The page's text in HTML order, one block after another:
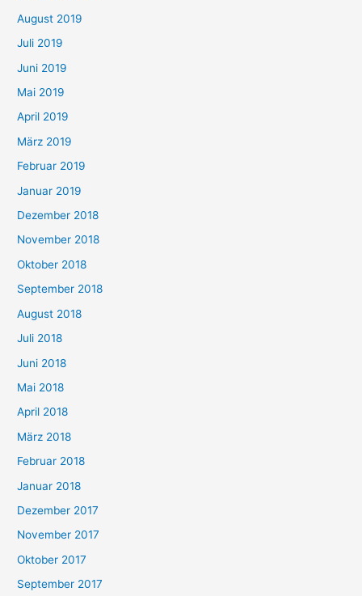
August 2019
Juli 2019
Juni 2019
Mai 2019
April 2019
März 2019
Februar 2019
Januar 2019
Dezember 2018
November 2018
Oktober 2018
September 2018
August 2018
Juli 2018
Juni 2018
Mai 2018
April 2018
März 2018
Februar 2018
Januar 2018
Dezember 2017
November 2017
Oktober 2017
September 2017